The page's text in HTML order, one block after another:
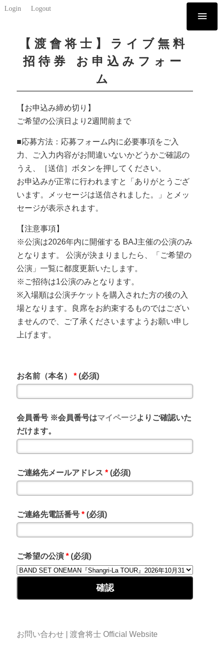
Login Logout
【渡會将士】ライブ無料
招待券 お申込みフォー
ム
【お申込み締め切り】
ご希望の公演日より2週間前まで
■応募方法：応募フォーム内に必要事項をご入
力、ご入力内容がお間違いないかどうかご確認の
うえ、［送信］ボタンを押してください。
お申込みが正常に行われますと「ありがとうござ
います。メッセージは送信されました。」とメッ
セージが表示されます。
【注意事項】
※公演は2026年内に開催する BAJ主催の公演のみ
となります。 公演が決まりましたら、「ご希望の
公演」一覧に都度更新いたします。
※ご招待は1公演のみとなります。
※入場順は公演チケットを購入された方の後の入
場となります。良席をお約束するものではござい
ませんので、ご了承くださいますようお願い申し
上げます。
お名前（本名）*(必須)
会員番号 ※会員番号はマイページよりご確認いた
だけます。
ご連絡先メールアドレス*(必須)
ご連絡先電話番号*(必須)
ご希望の公演*(必須)
お問い合わせ | 渡會将士 Official Website